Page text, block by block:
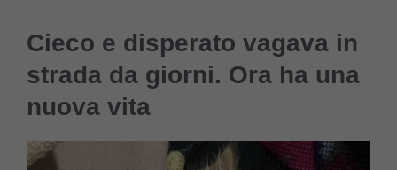
Cieco e disperato vagava in
strada da giorni. Ora ha una
nuova vita